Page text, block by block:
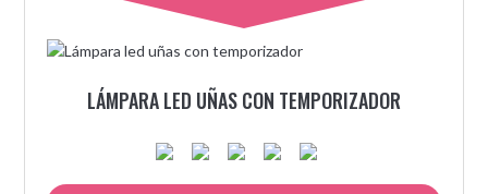
LÁMPARA LED UÑAS CON TEMPORIZADOR